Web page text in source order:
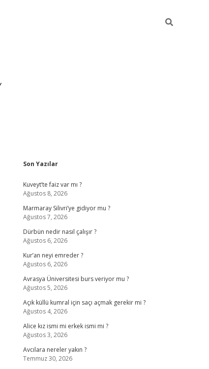
Sidebar
Son Yazılar
Kuveyt’te faiz var mı ?
Ağustos 8, 2026
Marmaray Silivri’ye gidiyor mu ?
Ağustos 7, 2026
Dürbün nedir nasıl çalışır ?
Ağustos 6, 2026
Kur’an neyi emreder ?
Ağustos 6, 2026
Avrasya Üniversitesi burs veriyor mu ?
Ağustos 5, 2026
Açık küllü kumral için saçı açmak gerekir mi ?
Ağustos 4, 2026
Alice kız ismi mi erkek ismi mi ?
Ağustos 3, 2026
Avcılara nereler yakın ?
Temmuz 30, 2026